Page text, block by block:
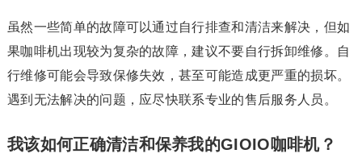
虽然一些简单的故障可以通过自行排查和清洁来解决，但如
果咖啡机出现较为复杂的故障，建议不要自行拆卸维修。自
行维修可能会导致保修失效，甚至可能造成更严重的损坏。
遇到无法解决的问题，应尽快联系专业的售后服务人员。
我该如何正确清洁和保养我的GIOIO咖啡机？